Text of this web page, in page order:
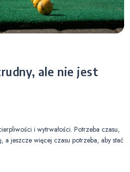
ale nie jest
i wytrwałości. Potrzeba czasu,
a jeszcze więcej czasu potrzeba, aby stać